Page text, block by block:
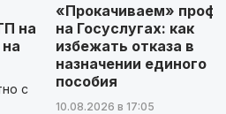
на
с
«Прокачиваем»
на Госуслугах: как
избежать отказа в
назначении единого
пособия
10.08.2026 в 17:05